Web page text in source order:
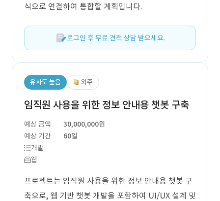
식으로 연결하여 통합할 계획입니다.
로그인 후 무료 견적 상담 받으세요.
유사도 높음 외주
임직원 사용을 위한 정보 안내용 챗봇 구축
예상 금액
30,000,000원
예상 기간
60일
개발
웹
프로젝트는 임직원 사용을 위한 정보 안내용 챗봇 구
축으로, 웹 기반 챗봇 개발을 포함하여 UI/UX 설계 및